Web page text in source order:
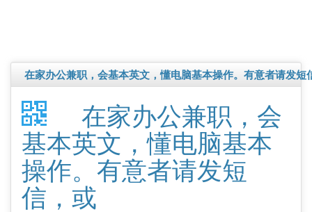
在家办公兼职，会基本英文，懂电脑基本操作。有意者请发短
在家办公兼职，会
基本英文，懂电脑基本
操作。有意者请发短
信，或